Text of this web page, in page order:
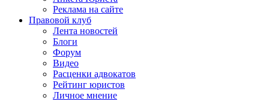
Реклама на сайте
Правовой клуб
Лента новостей
Блоги
Форум
Видео
Расценки адвокатов
Рейтинг юристов
Личное мнение